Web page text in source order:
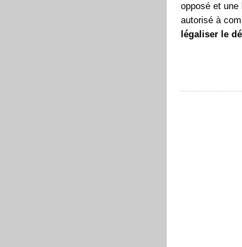
opposé et une
autorisé à
légaliser le